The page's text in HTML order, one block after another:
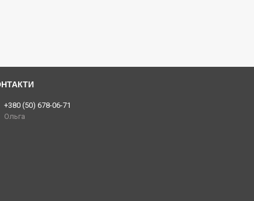
+380 (50) 678-06-71
Ольга